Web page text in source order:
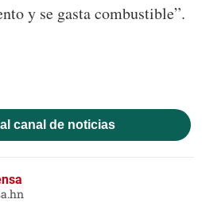
y se gasta combustible”.
canal de noticias